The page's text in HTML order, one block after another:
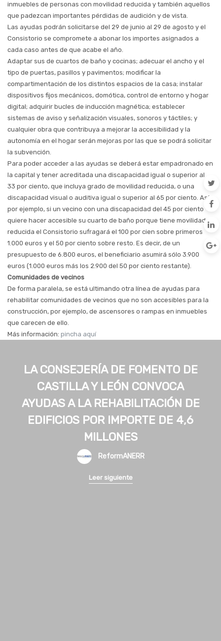
inmuebles de personas con movilidad reducida y también aquellos
que padezcan importantes pérdidas de audición y de vista.
Las ayudas podrán solicitarse del 29 de junio al 29 de agosto y el
Consistorio se compromete a abonar los importes asignados a
cada caso antes de que acabe el año.
Adaptar sus de cuartos de baño y cocinas; adecuar el ancho y el
tipo de puertas, pasillos y pavimentos; modificar la
compartimentación de los distintos espacios de la casa; instalar
dispositivos fijos mecánicos, domótica, control de entorno y hogar
digital; adquirir bucles de inducción magnética; establecer
sistemas de aviso y señalización visuales, sonoros y táctiles; y
cualquier obra que contribuya a mejorar la accesibilidad y la
autonomía en el hogar serán mejoras por las que se podrá solicitar
la subvención.
Para poder acceder a las ayudas se deberá estar empadronado en
la capital y tener acreditada una discapacidad igual o superior al
33 por ciento, que incluya grado de movilidad reducida, o una
discapacidad visual o auditiva igual o superior al 65 por ciento. Así,
por ejemplo, si un vecino con una discapacidad del 45 por ciento
quiere hacer accesible su cuarto de baño porque tiene movilidad
reducida el Consistorio sufragará el 100 por cien sobre primeros
1.000 euros y el 50 por ciento sobre resto. Es decir, de un
presupuesto de 6.800 euros, el beneficiario asumirá sólo 3.900
euros (1.000 euros más los 2.900 del 50 por ciento restante).
Comunidades de vecinos
De forma paralela, se está ultimando otra línea de ayudas para
rehabilitar comunidades de vecinos que no son accesibles para la
construcción, por ejemplo, de ascensores o rampas en inmuebles
que carecen de ello.
Más información: pincha aquí
LA CONSEJERÍA DE FOMENTO DE
CASTILLA Y LEÓN CONVOCA
AYUDAS A LA REHABILITACIÓN DE
EDIFICIOS POR IMPORTE DE 4,6
MILLONES
ReformANERR
Leer siguiente